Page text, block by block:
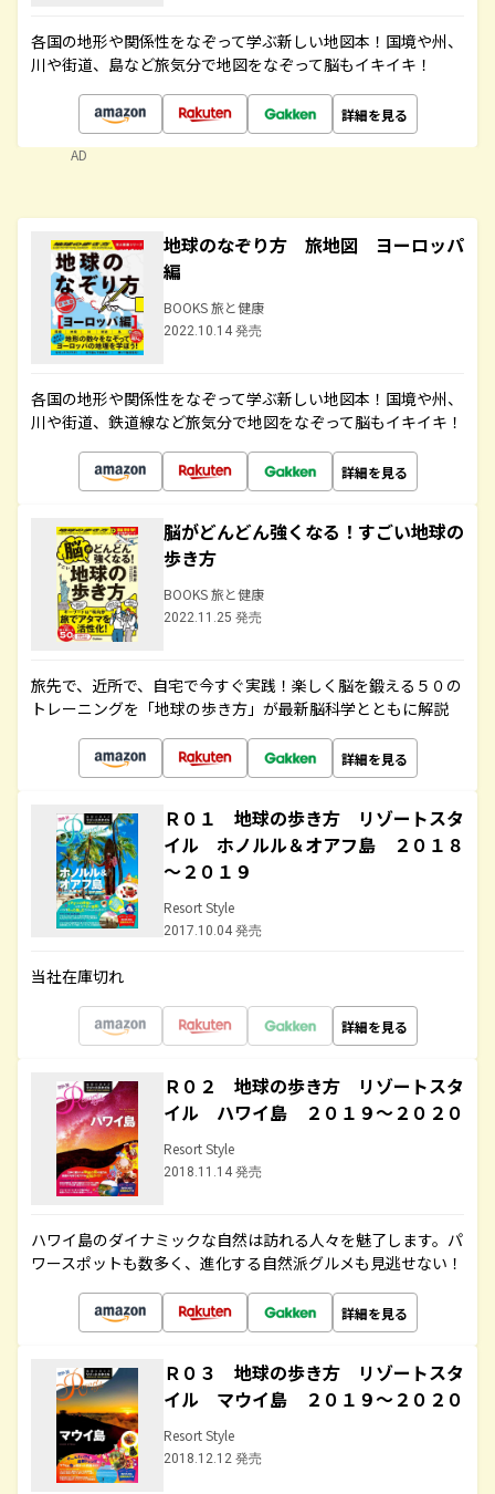
各国の地形や関係性をなぞって学ぶ新しい地図本！国境や州、
川や街道、島など旅気分で地図をなぞって脳もイキイキ！
詳細を見る
AD
地球のなぞり方 旅地図 ヨーロッパ
編
BOOKS 旅と健康
2022.10.14 発売
各国の地形や関係性をなぞって学ぶ新しい地図本！国境や州、
川や街道、鉄道線など旅気分で地図をなぞって脳もイキイキ！
詳細を見る
脳がどんどん強くなる！すごい地球の
歩き方
BOOKS 旅と健康
2022.11.25 発売
旅先で、近所で、自宅で今すぐ実践！楽しく脳を鍛える５０の
トレーニングを「地球の歩き方」が最新脳科学とともに解説
詳細を見る
Ｒ０１ 地球の歩き方 リゾートスタ
イル ホノルル＆オアフ島 ２０１８
～２０１９
Resort Style
2017.10.04 発売
当社在庫切れ
詳細を見る
Ｒ０２ 地球の歩き方 リゾートスタ
イル ハワイ島 ２０１９～２０２０
Resort Style
2018.11.14 発売
ハワイ島のダイナミックな自然は訪れる人々を魅了します。パ
ワースポットも数多く、進化する自然派グルメも見逃せない！
詳細を見る
Ｒ０３ 地球の歩き方 リゾートスタ
イル マウイ島 ２０１９～２０２０
Resort Style
2018.12.12 発売